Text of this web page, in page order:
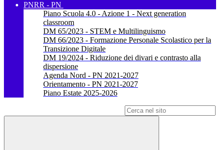
PNRR - PN
Piano Scuola 4.0 - Azione 1 - Next generation
classroom
DM 65/2023 - STEM e Multilinguismo
DM 66/2023 - Formazione Personale Scolastico per la
Transizione Digitale
DM 19/2024 - Riduzione dei divari e contrasto alla
dispersione
Agenda Nord - PN 2021-2027
Orientamento - PN 2021-2027
Piano Estate 2025-2026